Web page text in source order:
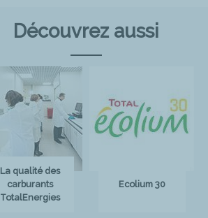
Découvrez aussi
La qualité des
carburants
TotalEnergies
Ecolium 30